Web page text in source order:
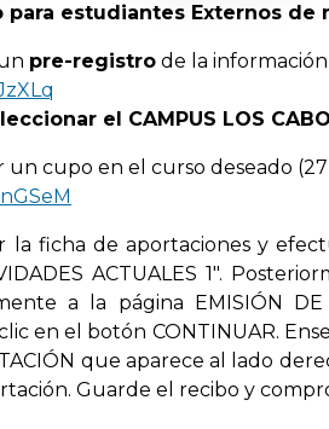
estudiantes Externos de
pre-registro de la
el CAMPUS LOS
un cupo en el curso deseado
la ficha de aportaciones y
ACTUALES 1".
a la página EMISIÓN DE
en el botón CONTINUAR.
que aparece al lado
Guarde el recibo y